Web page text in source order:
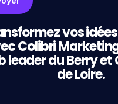
vos
Colibri
leader du Berry
de Loire.